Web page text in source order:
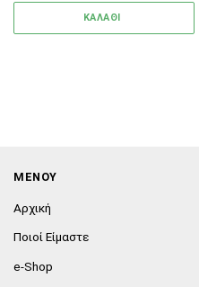
ΚΑΛΑΘΙ
ΜΕΝΟΥ
Αρχική
Ποιοί Είμαστε
e-Shop